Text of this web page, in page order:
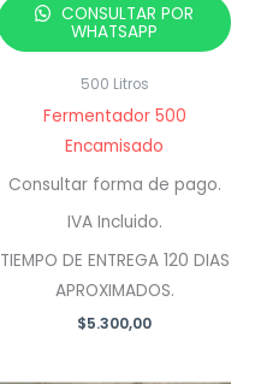
CONSULTAR POR
WHATSAPP
500 Litros
Fermentador 500
Encamisado
Consultar forma de pago.
IVA Incluido.
TIEMPO DE ENTREGA 120 DIAS
APROXIMADOS.
$5.300,00